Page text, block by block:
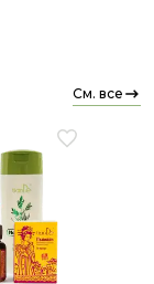
см. все